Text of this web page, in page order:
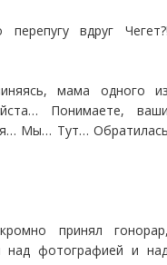
вдруг
мама одного
Понимаете,
я… Мы… Тут…
принял
над фотографией и